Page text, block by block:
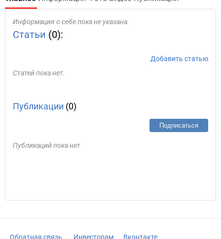
Информация о себе пока не указана.
Статьи (0):
Добавить статью
Статей пока нет.
Публикации (0)
Подписаться
Публикаций пока нет
Обратная связь Инвесторам Вконтакте